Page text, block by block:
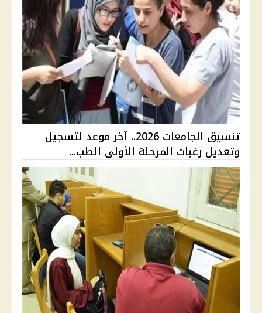
تنسيق الجامعات 2026.. آخر موعد لتسجيل
وتعديل رغبات المرحلة الأولى الطب...